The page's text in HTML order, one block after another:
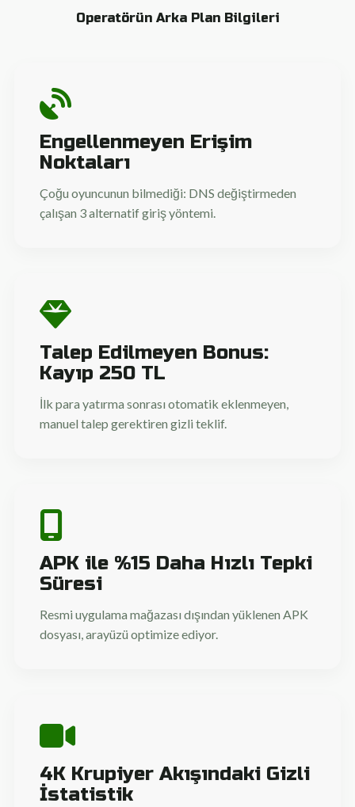
Operatörün Arka Plan Bilgileri
Engellenmeyen Erişim
Noktaları
Çoğu oyuncunun bilmediği: DNS değiştirmeden
çalışan 3 alternatif giriş yöntemi.
Talep Edilmeyen Bonus:
Kayıp 250 TL
İlk para yatırma sonrası otomatik eklenmeyen,
manuel talep gerektiren gizli teklif.
APK ile %15 Daha Hızlı Tepki
Süresi
Resmi uygulama mağazası dışından yüklenen APK
dosyası, arayüzü optimize ediyor.
4K Krupiyer Akışındaki Gizli
İstatistik